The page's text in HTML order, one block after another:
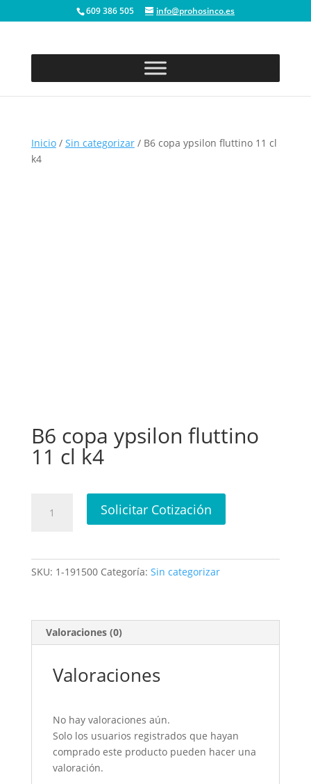
609 386 505 info@prohosinco.es
Inicio/ Sin categorizar/ B6 copa ypsilon fluttino 11 cl
k4
B6 copa ypsilon fluttino
11 cl k4
copa
Solicitar Cotización
SKU: 1-191500 Categoría: Sin categorizar
Valoraciones (0)
Valoraciones
No hay valoraciones aún.
Solo los usuarios registrados que hayan
comprado este producto pueden hacer una
valoración.